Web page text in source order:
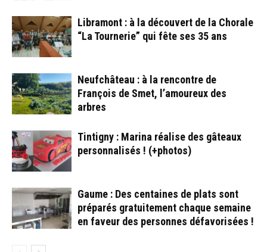
Libramont : à la découvert de la Chorale
“La Tournerie” qui fête ses 35 ans
Neufchâteau : à la rencontre de
François de Smet, l’amoureux des
arbres
Tintigny : Marina réalise des gâteaux
personnalisés ! (+photos)
Gaume : Des centaines de plats sont
préparés gratuitement chaque semaine
en faveur des personnes défavorisées !